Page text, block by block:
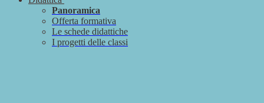
Panoramica
Offerta formativa
Le schede didattiche
I progetti delle classi